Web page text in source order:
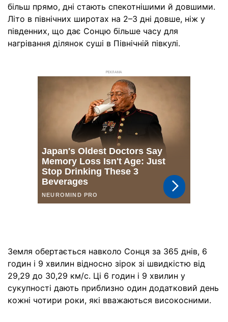
більш прямо, дні стають спекотнішими й довшими.
Літо в північних широтах на 2–3 дні довше, ніж у
південних, що дає Сонцю більше часу для
нагрівання ділянок суші в Північній півкулі.
РЕКЛАМА
Земля обертається навколо Сонця за 365 днів, 6
годин і 9 хвилин відносно зірок зі швидкістю від
29,29 до 30,29 км/с. Ці 6 годин і 9 хвилин у
сукупності дають приблизно один додатковий день
кожні чотири роки, які вважаються високосними.